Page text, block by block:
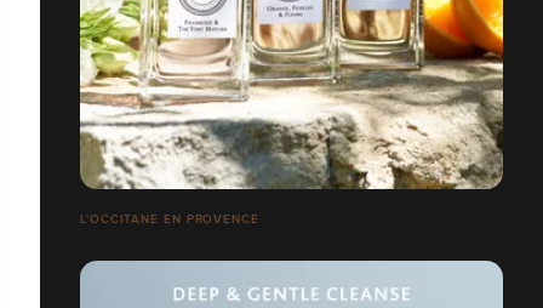
L'OCCITANE EN PROVENCE